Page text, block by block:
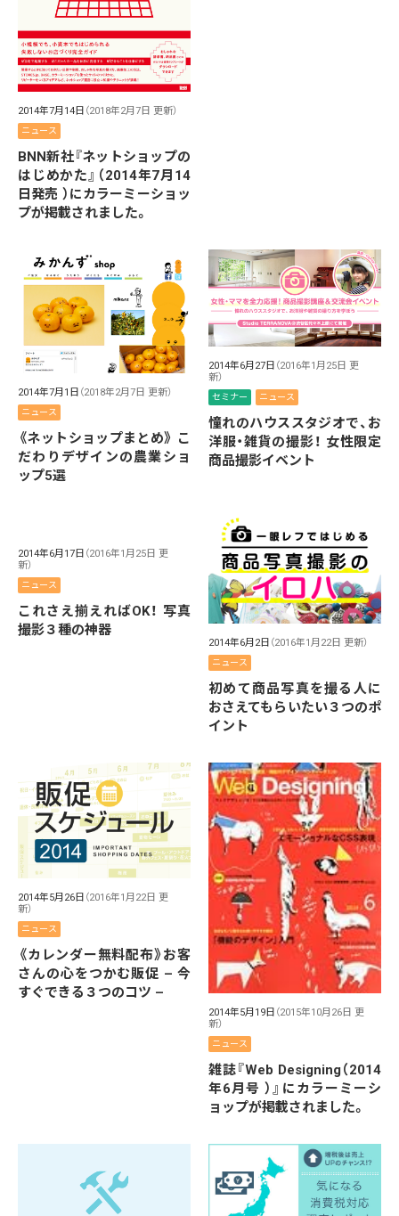
2014年7月14日 （2018年2月7日 更新）
ニュース
BNN新社『ネットショップの
はじめかた』（2014年7月14
日発売 ）にカラーミーショッ
プが掲載されました。
2014年7月1日 （2018年2月7日 更新）
ニュース
《ネットショップまとめ》 こ
だわりデザインの農業ショ
ップ5選
2014年6月27日 （2016年1月25日 更
新）
セミナー ニュース
憧れのハウススタジオで、お
洋服・雑貨の撮影！ 女性限定
商品撮影イベント
2014年6月17日 （2016年1月25日 更
新）
ニュース
これさえ揃えればOK！ 写真
撮影３種の神器
2014年6月2日 （2016年1月22日 更新）
ニュース
初めて商品写真を撮る人に
おさえてもらいたい３つのポ
イント
2014年5月26日 （2016年1月22日 更
新）
ニュース
《カレンダー無料配布》お客
さんの心をつかむ販促 – 今
すぐできる３つのコツ –
2014年5月19日 （2015年10月26日 更
新）
ニュース
雑誌『Web Designing（2014
年6月号 ）』にカラーミーシ
ョップが掲載されました。